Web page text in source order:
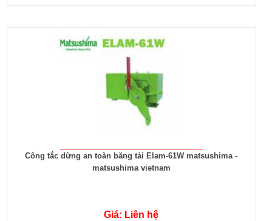
Công tắc dừng an toàn băng tải Elam-61W matsushima -
matsushima vietnam
Giá: Liên hệ